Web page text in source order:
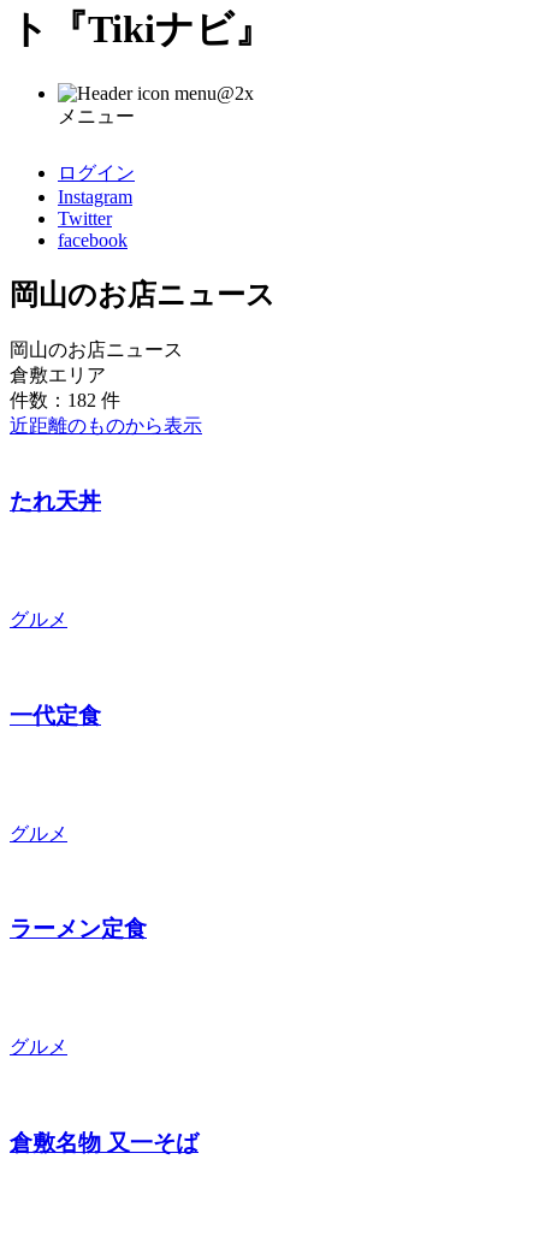
ト『Tikiナビ』
メニュー
ログイン
Instagram
Twitter
facebook
岡山のお店ニュース
岡山のお店ニュース
倉敷エリア
件数：182 件
近距離のものから表示
たれ天丼
グルメ
一代定食
グルメ
ラーメン定食
グルメ
倉敷名物 又一そば